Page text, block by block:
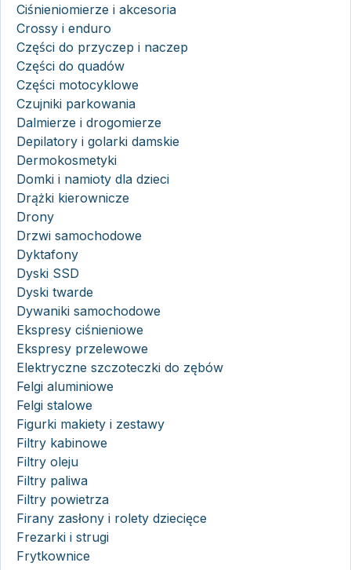
Ciśnieniomierze i akcesoria
Crossy i enduro
Części do przyczep i naczep
Części do quadów
Części motocyklowe
Czujniki parkowania
Dalmierze i drogomierze
Depilatory i golarki damskie
Dermokosmetyki
Domki i namioty dla dzieci
Drążki kierownicze
Drony
Drzwi samochodowe
Dyktafony
Dyski SSD
Dyski twarde
Dywaniki samochodowe
Ekspresy ciśnieniowe
Ekspresy przelewowe
Elektryczne szczoteczki do zębów
Felgi aluminiowe
Felgi stalowe
Figurki makiety i zestawy
Filtry kabinowe
Filtry oleju
Filtry paliwa
Filtry powietrza
Firany zasłony i rolety dziecięce
Frezarki i strugi
Frytkownice